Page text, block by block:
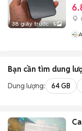
38 giây trước 5
Bạn cần tìm dung
Dung lượng: 64 GB